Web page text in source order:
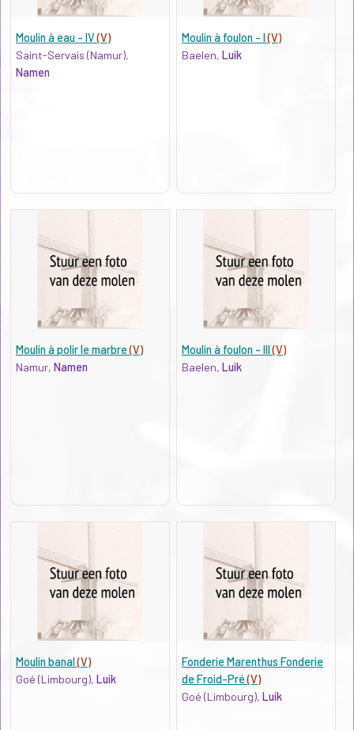
Moulin à eau - IV(V)
Saint-Servais (Namur),
Namen
Moulin à foulon - I(V)
Baelen,Luik
Moulin à polir le marbre(V)
Namur, Namen
Moulin à foulon - III(V)
Baelen,Luik
Moulin banal(V)
Goé (Limbourg), Luik
Fonderie Marenthus Fonderie
de Froid-Pré(V)
Goé (Limbourg),Luik